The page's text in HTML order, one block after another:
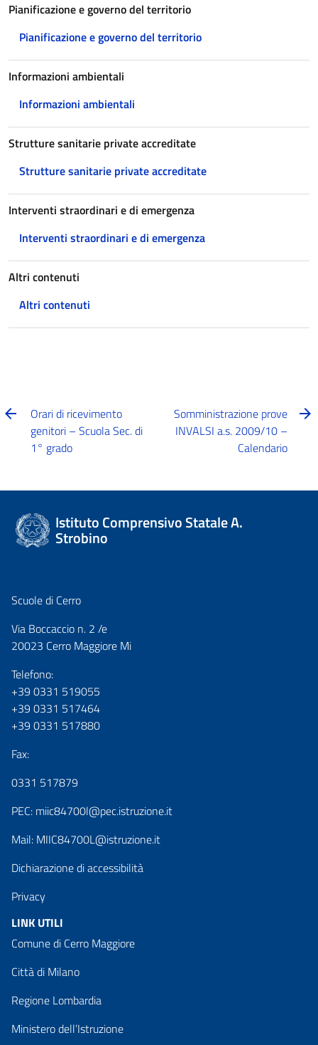
Pianificazione e governo del territorio
Pianificazione e governo del territorio
Informazioni ambientali
Informazioni ambientali
Strutture sanitarie private accreditate
Strutture sanitarie private accreditate
Interventi straordinari e di emergenza
Interventi straordinari e di emergenza
Altri contenuti
Altri contenuti
Orari di ricevimento
genitori – Scuola Sec. di
1° grado
Somministrazione prove
INVALSI a.s. 2009/10 –
Calendario
Istituto Comprensivo Statale A.
Strobino
Scuole di Cerro
Via Boccaccio n. 2 /e
20023 Cerro Maggiore Mi
Telefono:
+39 0331 519055
+39 0331 517464
+39 0331 517880
Fax:
0331 517879
PEC: miic84700l@pec.istruzione.it
Mail: MIIC84700L@istruzione.it
Dichiarazione di accessibilità
Privacy
LINK UTILI
Comune di Cerro Maggiore
Città di Milano
Regione Lombardia
Ministero dell’Istruzione